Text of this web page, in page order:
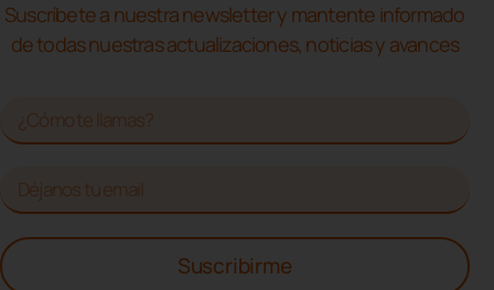
Suscríbete a nuestra newsletter y mantente informado
de todas nuestras actualizaciones, noticias y avances
Suscribirme